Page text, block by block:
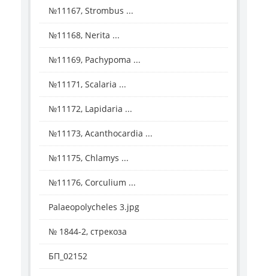
№11167, Strombus ...
№11168, Nerita ...
№11169, Pachypoma ...
№11171, Scalaria ...
№11172, Lapidaria ...
№11173, Acanthocardia ...
№11175, Chlamys ...
№11176, Corculium ...
Palaeopolycheles 3.jpg
№ 1844-2, стрекоза
БП_02152